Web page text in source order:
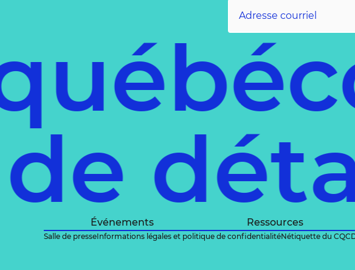
de
Événements Ressources
Salle de presseInformations légales et politique de confidentialitéNétiquette du